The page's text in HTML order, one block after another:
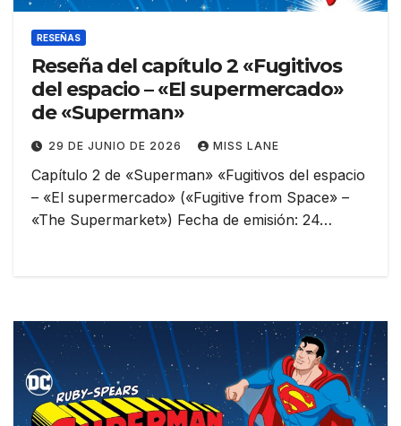
RESEÑAS
Reseña del capítulo 2 «Fugitivos
del espacio – «El supermercado»
de «Superman»
29 DE JUNIO DE 2026 MISS LANE
Capítulo 2 de «Superman» «Fugitivos del espacio
– «El supermercado» («Fugitive from Space» –
«The Supermarket») Fecha de emisión: 24…